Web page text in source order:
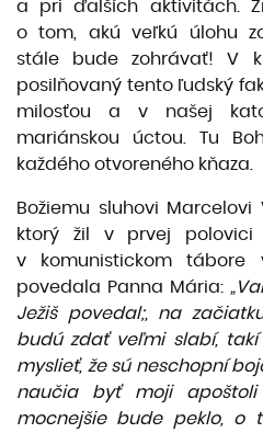
a pri ďalších aktivitách.
o tom, akú veľkú úlohu
stále bude zohrávať! V
posilňovaný tento ľudský
milosťou a v našej
mariánskou úctou. Tu
každého otvoreného kňaza.
Božiemu sluhovi Marcelovi
ktorý žil v prvej polovici
v komunistickom tábore
povedala Panna Mária:
Ježiš povedal;, na
budú zdať veľmi slabí,
myslieť, že sú neschopní
naučia byť moji apoštoli
mocnejšie bude peklo, o